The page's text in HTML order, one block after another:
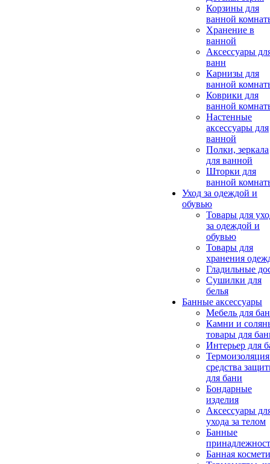
Корзины для
ванной
Хранение в
ванной
Аксессуары
ванн
Карнизы для
ванной
Коврики для
ванной
Настенные
аксессуары для
ванной
Полки, зеркала
для ванной
Шторки для
ванной
Уход за одеждой и
обувью
Товары для
за одеждой и
обувью
Товары для
хранения
Гладильные
Сушилки для
белья
Банные аксессуары
Мебель для
Камни и
товары для
Интерьер для
средства
для бани
Бондарные
изделия
Аксеcсуары
ухода за телом
Банные
Банная